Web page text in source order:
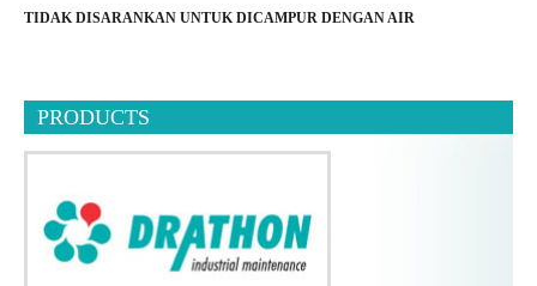
TIDAK DISARANKAN UNTUK DICAMPUR DENGAN AIR
PRODUCTS